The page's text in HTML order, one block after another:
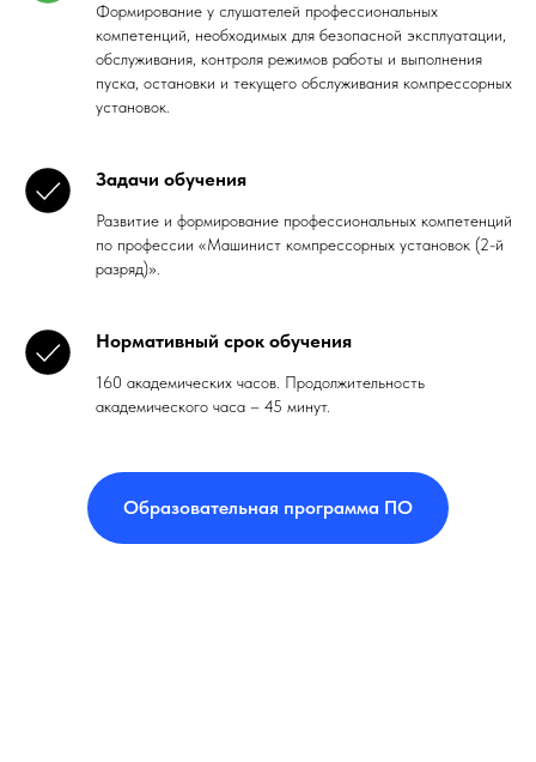
Формирование у слушателей профессиональных
компетенций, необходимых для безопасной эксплуатации,
обслуживания, контроля режимов работы и выполнения
пуска, остановки и текущего обслуживания компрессорных
установок.
Задачи обучения
Развитие и формирование профессиональных компетенций
по профессии «Машинист компрессорных установок (2-й
разряд)».
Нормативный срок обучения
160 академических часов. Продолжительность
академического часа – 45 минут.
Образовательная программа ПО